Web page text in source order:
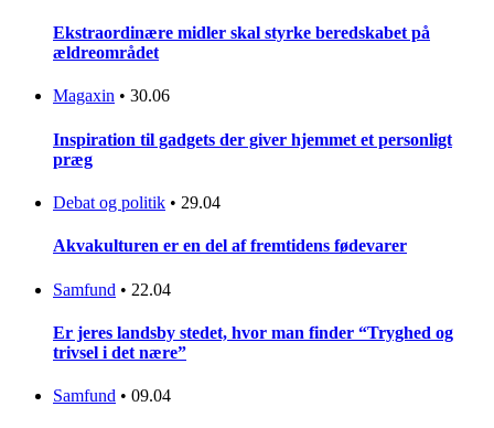
Ekstraordinære midler skal styrke beredskabet på
ældreområdet
Magaxin • 30.06
Inspiration til gadgets der giver hjemmet et personligt
præg
Debat og politik • 29.04
Akvakulturen er en del af fremtidens fødevarer
Samfund • 22.04
Er jeres landsby stedet, hvor man finder “Tryghed og
trivsel i det nære”
Samfund • 09.04